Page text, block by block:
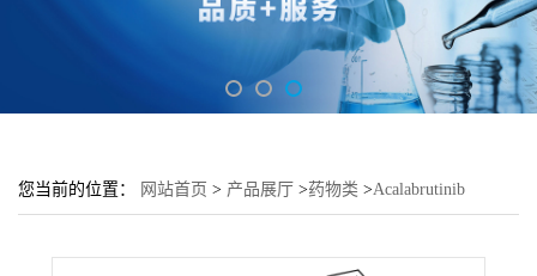
您当前的位置： 网站首页 > 产品展厅 >药物类 >Acalabrutinib